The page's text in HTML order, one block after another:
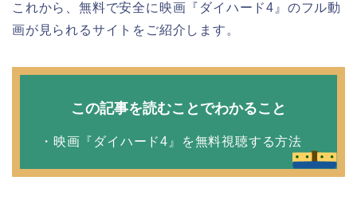
これから、無料で安全に映画『ダイハード4』のフル動
画が見られるサイトをご紹介します。
この記事を読むことでわかること
・映画『ダイハード4』を無料視聴する方法